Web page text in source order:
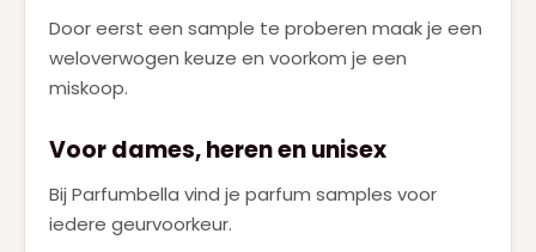
Door eerst een sample te proberen maak je een
weloverwogen keuze en voorkom je een
miskoop.
Voor dames, heren en unisex
Bij Parfumbella vind je parfum samples voor
iedere geurvoorkeur.